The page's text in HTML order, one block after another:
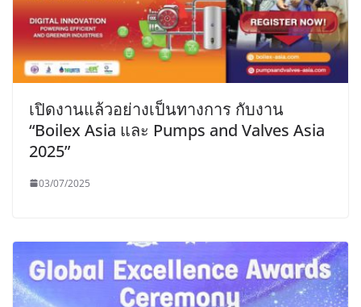
เปิดงานแล้วอย่างเป็นทางการ กับงาน
“Boilex Asia และ Pumps and Valves Asia
2025”
03/07/2025